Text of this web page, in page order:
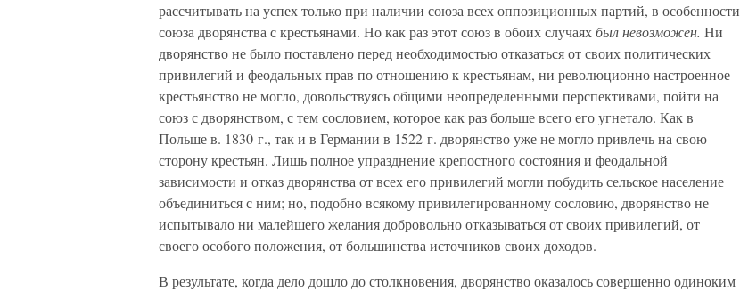
рассчитывать на успех только при наличии союза всех оппозиционных партий, в особенности
союза дворянства с крестьянами. Но как раз этот союз в обоих случаяхбыл невозможен. Ни
дворянство не было поставлено перед необходимостью отказаться от своих политических
привилегий и феодальных прав по отношению к крестьянам, ни революционно настроенное
крестьянство не могло, довольствуясь общими неопределенными перспективами, пойти на
союз с дворянством, с тем сословием, которое как раз больше всего его угнетало. Как в
Польше в. 1830 г., так и в Германии в 1522 г. дворянство уже не могло привлечь на свою
сторону крестьян. Лишь полное упразднение крепостного состояния и феодальной
зависимости и отказ дворянства от всех его привилегий могли побудить сельское население
объединиться с ним; но, подобно всякому привилегированному сословию, дворянство не
испытывало ни малейшего желания добровольно отказываться от своих привилегий, от
своего особого положения, от большинства источников своих доходов.
В результате, когда дело дошло до столкновения, дворянство оказалось совершенно одиноким